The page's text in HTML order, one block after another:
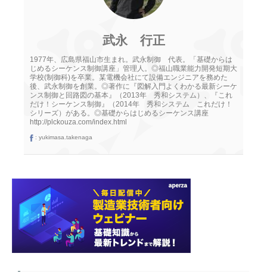
武永 行正
1977年、広島県福山市生まれ。武永制御 代表。「基礎からは
じめるシーケンス制御講座」管理人。◎福山職業能力開発短期大
学校(制御科)を卒業。某電機会社にて設備エンジニアを務めた
後、武永制御を創業。◎著作に『図解入門よくわかる最新シーケ
ンス制御と回路図の基本』（2013年 秀和システム）、『これ
だけ！シーケンス制御』（2014年 秀和システム これだけ！
シリーズ）がある。◎基礎からはじめるシーケンス講座
http://plckouza.com/index.html
: yukimasa.takenaga